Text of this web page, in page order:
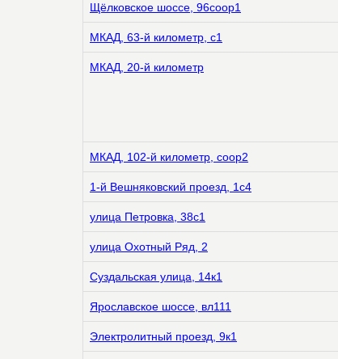
Щёлковское шоссе, 96соор1
МКАД, 63-й километр, с1
МКАД, 20-й километр
МКАД, 102-й километр, соор2
1-й Вешняковский проезд, 1с4
улица Петровка, 38с1
улица Охотный Ряд, 2
Суздальская улица, 14к1
Ярославское шоссе, вл111
Электролитный проезд, 9к1